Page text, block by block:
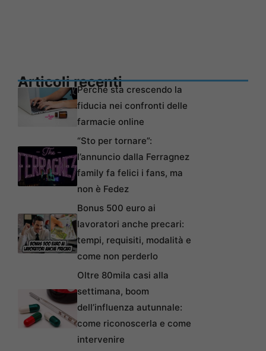
Articoli recentiPerché sta crescendo la
fiducia nei confronti delle
farmacie online
“Sto per tornare”:
l’annuncio dalla Ferragnez
family fa felici i fans, ma
non è Fedez
Bonus 500 euro ai
lavoratori anche precari:
tempi, requisiti, modalità e
come non perderlo
Oltre 80mila casi alla
settimana, boom
dell’influenza autunnale:
come riconoscerla e come
intervenire